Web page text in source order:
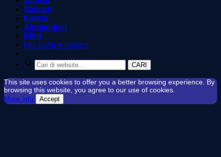
Stasiun
Kereta
Akomodasi
Blog
beli kartu e-money
CARI
This site uses cookies to offer you a better browsing experience. By
browsing this website, you agree to our use of cookies.
More info
Accept